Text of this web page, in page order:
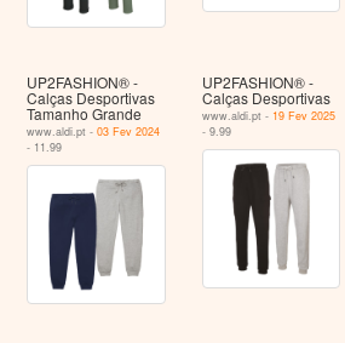
UP2FASHION® -
Calças Desportivas
Tamanho Grande
www.aldi.pt -03 Fev 2024
- 11.99
UP2FASHION® -
Calças Desportivas
www.aldi.pt - 19 Fev 2025
- 9.99